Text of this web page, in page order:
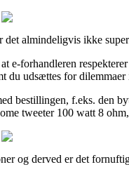
almindeligvis ikke super
forhandleren
du udsættes for
bestillingen, f.eks. den
tweeter 100 watt 8
og derved er det